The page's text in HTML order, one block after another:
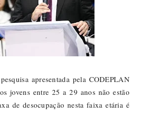
apresentada pela CODEPLAN
jovens entre 25 a 29 anos não estão
de desocupação nesta faixa etária é